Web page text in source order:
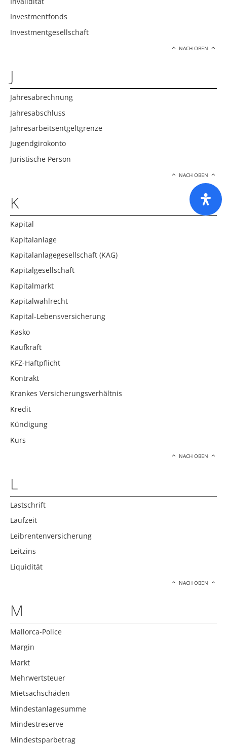
Investmentfonds
Investmentgesellschaft
NACH OBEN
J
Jahresabrechnung
Jahresabschluss
Jahresarbeitsentgeltgrenze
Jugendgirokonto
Juristische Person
NACH OBEN
K
Kapital
Kapitalanlage
Kapitalanlagegesellschaft (KAG)
Kapitalgesellschaft
Kapitalmarkt
Kapitalwahlrecht
Kapital-Lebensversicherung
Kasko
Kaufkraft
KFZ-Haftpflicht
Kontrakt
Krankes Versicherungsverhältnis
Kredit
Kündigung
Kurs
NACH OBEN
L
Lastschrift
Laufzeit
Leibrentenversicherung
Leitzins
Liquidität
NACH OBEN
M
Mallorca-Police
Margin
Markt
Mehrwertsteuer
Mietsachschäden
Mindestanlagesumme
Mindestreserve
Mindestsparbetrag